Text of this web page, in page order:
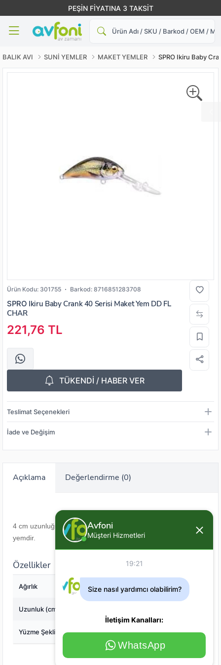
PEŞİN FİYATINA 3 TAKSİT
BALIK AVI SUNİ YEMLER MAKET YEMLER SPRO Ikiru Baby
Ürün Kodu: 301755 Barkod: 8716851283708
SPRO Ikiru Baby Crank 40 Serisi Maket Yem DD FL
CHAR
221,76 TL
TÜKENDİ / HABER VER
Teslimat Seçenekleri
İade ve Değişim
Açıklama Değerlendirme (0)
4 cm uzunluğunda, 3 gr ağırlığında ve 3 m dalara sahip maket
yemdir.
Özellikler
Ağırlık 3
Uzunluk (cm)
Yüzme Şekli Yüzen (Floating)
Avfoni
Müşteri Hizmetleri
19:21
Size nasıl yardımcı olabilirim?
İletişim Kanalları:
WhatsApp